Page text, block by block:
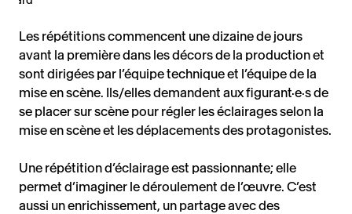
Les répétitions commencent une dizaine de jours
avant la première dans les décors de la production et
sont dirigées par l’équipe technique et l’équipe de la
mise en scène. Ils/elles demandent aux figurant·e·s de
se placer sur scène pour régler les éclairages selon la
mise en scène et les déplacements des protagonistes.
Une répétition d’éclairage est passionnante; elle
permet d’imaginer le déroulement de l’œuvre. C’est
aussi un enrichissement, un partage avec des